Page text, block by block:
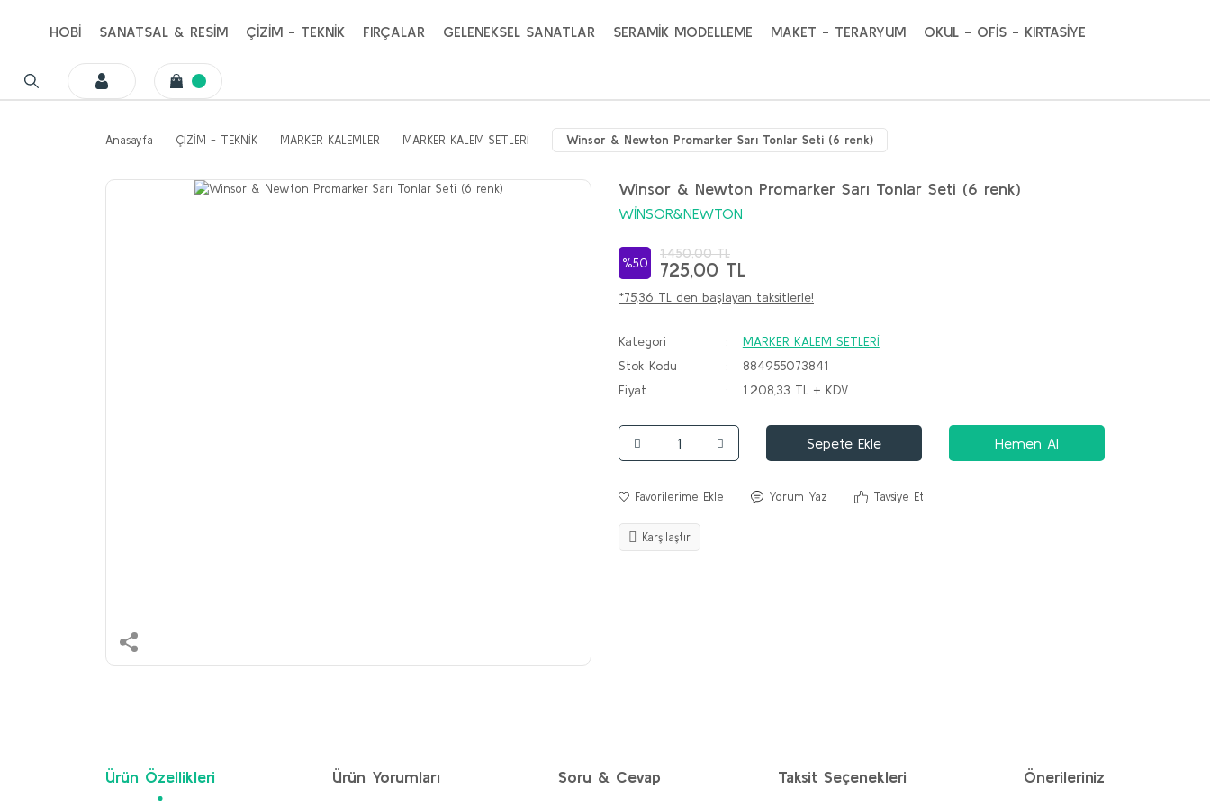
HOBİ SANATSAL & RESİM ÇİZİM - TEKNİK FIRÇALAR GELENEKSEL SANATLAR SERAMİK MODELLEME MAKET - TERARYUM OKUL - OFİS - KIRTASİYE
Anasayfa ÇİZİM - TEKNİK MARKER KALEMLER MARKER KALEM SETLERİ Winsor & Newton Promarker Sarı Tonlar Seti (6 renk)
Winsor & Newton Promarker Sarı Tonlar Seti (6 renk)
WİNSOR&NEWTON
%50
1.450,00 TL
725,00 TL
*75,36 TL den başlayan taksitlerle!
Kategori
MARKER KALEM SETLERİ
Stok Kodu
884955073841
Fiyat
1.208,33 TL + KDV
Sepete Ekle Hemen Al
Yorum Yaz Tavsiye Et
Karşılaştır
Ürün Özellikleri Ürün Yorumları Soru & Cevap Taksit Seçenekleri Önerileriniz